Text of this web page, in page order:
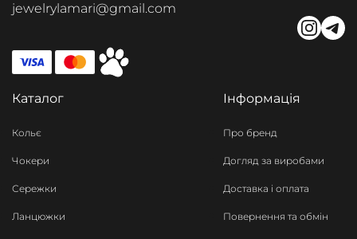
jewelrylamari@gmail.com
Каталог
Кольє
Чокери
Сережки
Ланцюжки
Інформація
Про бренд
Догляд за виробами
Доставка і оплата
Повернення та обмін